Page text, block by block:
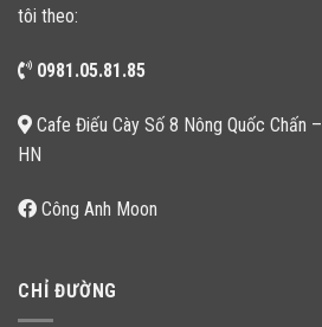
tôi theo:
0981.05.81.85
Cafe Điếu Cày Số 8 Nông Quốc Chấn
HN
Công Anh Moon
CHỈ ĐƯỜNG